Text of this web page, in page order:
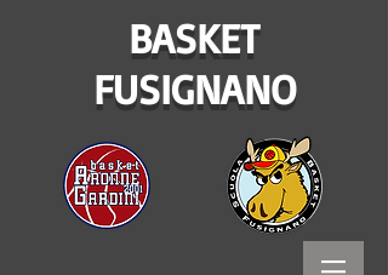
BASKET
FUSIGNANO